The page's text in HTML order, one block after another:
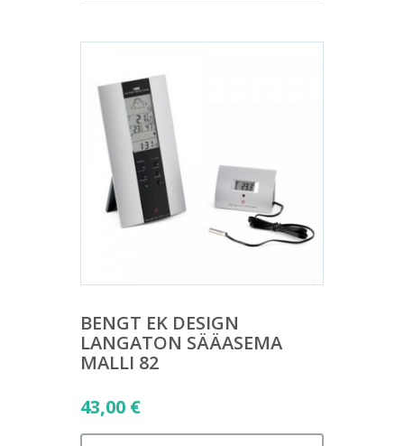
BENGT EK DESIGN
LANGATON SÄÄASEMA
MALLI 82
43,00 €